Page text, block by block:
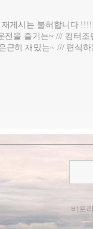
게시는 불허합니다
을 즐기는~ /// 컴터조
근히 재밌는~ /// 편식
비프